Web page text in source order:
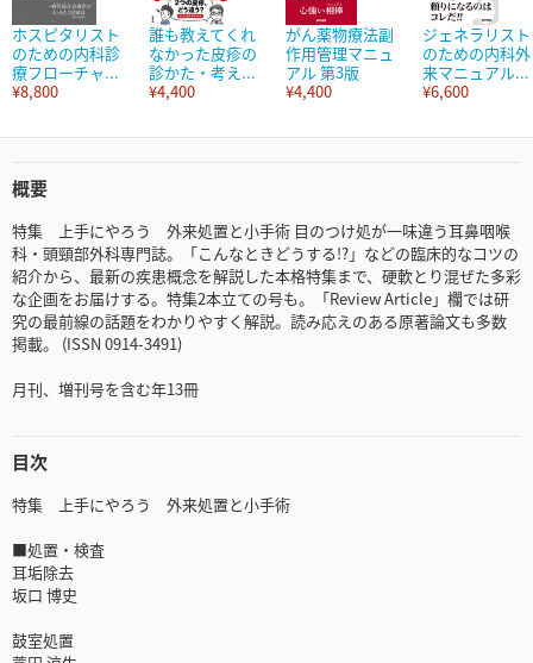
ホスピタリスト
のための内科診
療フローチャ...
¥8,800
誰も教えてくれ
なかった皮疹の
診かた・考え...
¥4,400
がん薬物療法副
作用管理マニュ
アル 第3版
¥4,400
ジェネラリスト
のための内科外
来マニュアル...
¥6,600
概要
特集 上手にやろう 外来処置と小手術 目のつけ処が一味違う耳鼻咽喉
科・頭頸部外科専門誌。「こんなときどうする!?」などの臨床的なコツの
紹介から、最新の疾患概念を解説した本格特集まで、硬軟とり混ぜた多彩
な企画をお届けする。特集2本立ての号も。「Review Article」欄では研
究の最前線の話題をわかりやすく解説。読み応えのある原著論文も多数
掲載。 (ISSN 0914-3491)
月刊、増刊号を含む年13冊
目次
特集 上手にやろう 外来処置と小手術
■処置・検査
耳垢除去
坂口 博史
鼓室処置